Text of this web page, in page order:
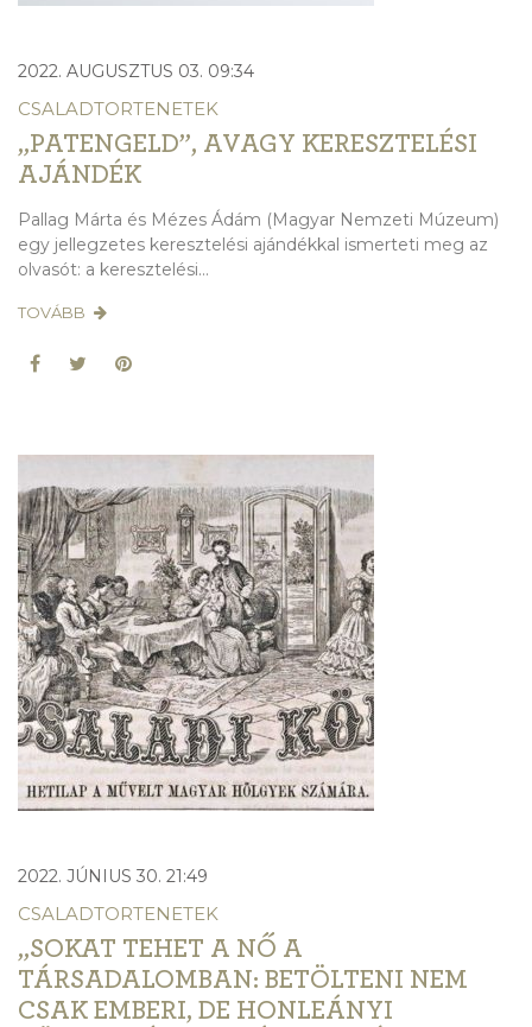
2022. AUGUSZTUS 03. 09:34
CSALADTORTENETEK
„PATENGELD”, AVAGY KERESZTELÉSI
AJÁNDÉK
Pallag Márta és Mézes Ádám (Magyar Nemzeti Múzeum)
egy jellegzetes keresztelési ajándékkal ismerteti meg az
olvasót: a keresztelési...
TOVÁBB
2022. JÚNIUS 30. 21:49
CSALADTORTENETEK
„SOKAT TEHET A NŐ A
TÁRSADALOMBAN: BETÖLTENI NEM
CSAK EMBERI, DE HONLEÁNYI